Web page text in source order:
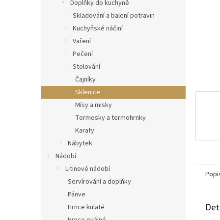
Doplňky do kuchyně
Skladování a balení potravin
Kuchyňské náčiní
Vaření
Pečení
Stolování
Čajníky
Sklenice
Mísy a misky
Termosky a termohrnky
Karafy
Nábytek
Nádobí
Litinové nádobí
Servírování a doplňky
Pánve
Hrnce kulaté